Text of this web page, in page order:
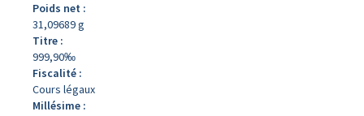
Poids net :
31,09689 g
Titre :
999,90‰
Fiscalité :
Cours légaux
Millésime :